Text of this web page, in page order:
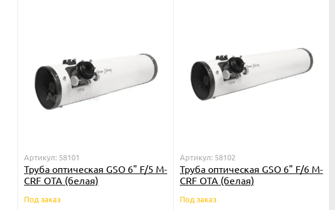
Артикул: 58101
Труба оптическая GSO 6" F/5 M-
CRF OTA (белая)
Под заказ
Артикул: 58102
Труба оптическая GSO 6" F/6 M-
CRF OTA (белая)
Под заказ